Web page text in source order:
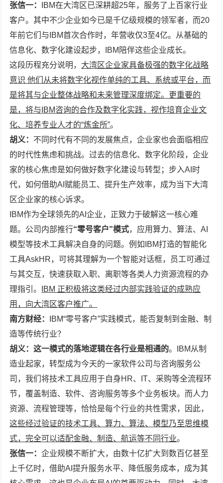
张信一：
IBM在大湾区已深耕超25年，服务了上百家行业
客户。其中不少企业如今已是千亿级规模的领军者，而20
年前它们与IBM首次合作时，年营收仅3至4亿。从基础的
信息化、数字化建设起步，IBM陪伴这些企业成长。
这段历程充分说明， 大湾区企业家具备极强的数字化战略
意识 他们从未将数字化视作单纯的工具、系统或平台，而
是将其与企业整体战略和未来管理深度绑定。更重要的
是，将与 IBM咨询的合作及数字化实践，视作培育企业文
化、培养专业人才的“炼金所”。
胡义： 不同时代有不同的发展焦点，企业家也会面临相应
的时代性焦虑和挑战。过去的信息化、数字化阶段，企业
家的核心焦虑是如何做好数字化建设与转型；步入AI时
代，如何借助AI赋能员工、提升生产效率，成为当下大湾
区企业家的核心诉求。
IBM作为全球领先的AI企业，正致力于破解这一核心难
题。公司内部推行“零号客户”模式，应用算力、算法、AI
模型等技术工具解决自身的问题。例如IBM打造的智能化
工具AskHR，可将其理解为一个智能对话框，员工可通过
与其交互，快速获取入职、离职等各类人力资源流程的办
理指引。
IBM 正积极将这类经过内部实践验证的成熟应
用，向大湾区客户推广。
南方财经：
IBM“零号客户”实践模式，能否复制到金融、制
造等传统行业？
胡义：这一模式的落地逻辑在各行业是相通的。IBM从制
造业起家，转型成为今天的一家软件公司与咨询服务公
司，我们将技术工具应用于自身HR、IT、采购等全流程环
节，覆盖制造、软件、咨询服务等多个业务板块。而人力
资源、流程管理等，恰恰是每个行业的共性需求，因此，
这些经过验证的技术工具、算力、算法、模型乃至思维模
式，完全可以适配金融、制造、航运等不同行业。
张信一：企业规模不断扩大，由数十亿扩大到数百亿甚至
上千亿时，借助AI提升服务水平、降低服务成本，成为其